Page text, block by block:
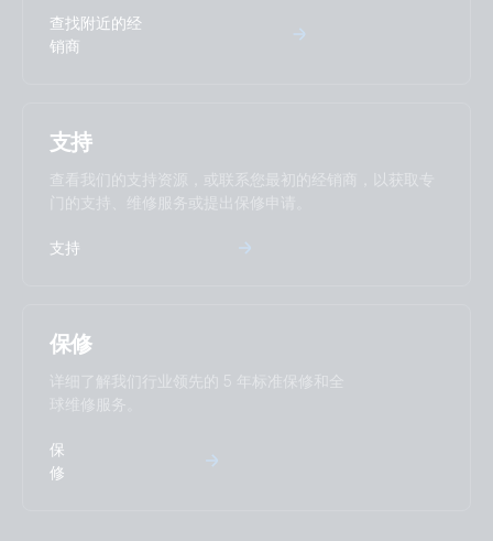
查找附近的经
销商
支持
查看我们的支持资源，或联系您最初的经销商，以获取专
门的支持、维修服务或提出保修申请。
支持
保修
详细了解我们行业领先的 5 年标准保修和全
球维修服务。
保
修